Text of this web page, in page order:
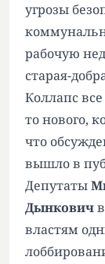
угрозы
рабочую
старая-
Коллапс
то нового,
что
вышло в
Депутаты
Дынкович
властям